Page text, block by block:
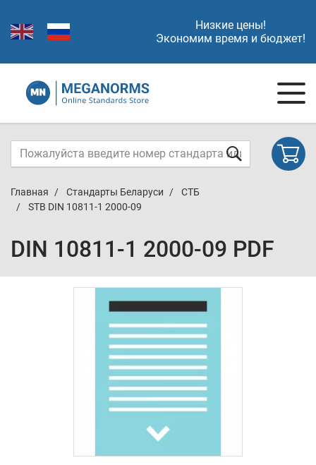
Низкие цены!
Экономим время и бюджет!
Главная Стандарты Беларуси
СТБ
STB DIN 10811-1 2000-09
DIN 10811-1 2000-09 PDF